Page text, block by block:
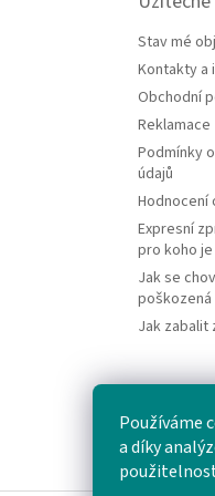
Používáme
a díky
Stav mé
Kontakty a
Obchodní
Reklamace
Podmínky
údajů
Hodnocení
Expresní
pro koho
Jak se
poškozená
Jak zabalit